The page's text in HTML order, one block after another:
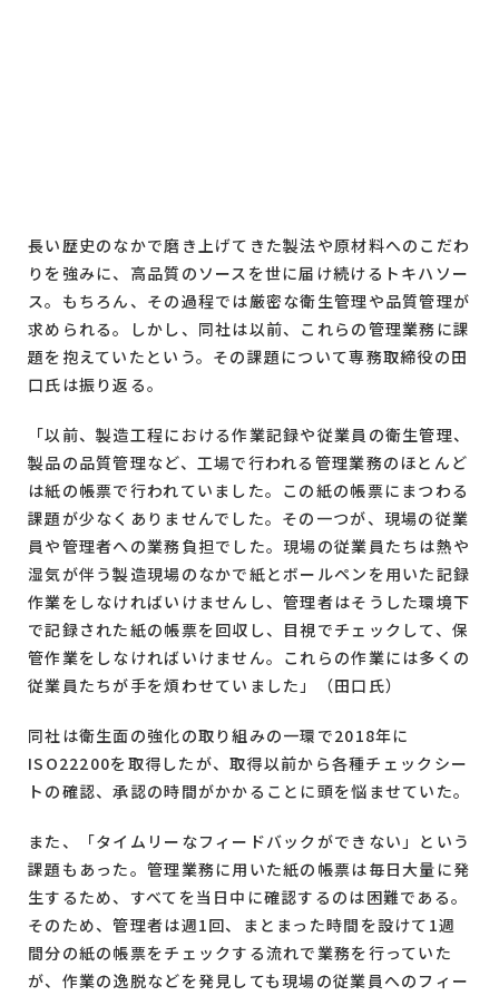
長い歴史のなかで磨き上げてきた製法や原材料へのこだわ
りを強みに、高品質のソースを世に届け続けるトキハソー
ス。もちろん、その過程では厳密な衛生管理や品質管理が
求められる。しかし、同社は以前、これらの管理業務に課
題を抱えていたという。その課題について専務取締役の田
口氏は振り返る。
「以前、製造工程における作業記録や従業員の衛生管理、
製品の品質管理など、工場で行われる管理業務のほとんど
は紙の帳票で行われていました。この紙の帳票にまつわる
課題が少なくありませんでした。その一つが、現場の従業
員や管理者への業務負担でした。現場の従業員たちは熱や
湿気が伴う製造現場のなかで紙とボールペンを用いた記録
作業をしなければいけませんし、管理者はそうした環境下
で記録された紙の帳票を回収し、目視でチェックして、保
管作業をしなければいけません。これらの作業には多くの
従業員たちが手を煩わせていました」（田口氏）
同社は衛生面の強化の取り組みの一環で2018年に
ISO22200を取得したが、取得以前から各種チェックシー
トの確認、承認の時間がかかることに頭を悩ませていた。
また、「タイムリーなフィードバックができない」という
課題もあった。管理業務に用いた紙の帳票は毎日大量に発
生するため、すべてを当日中に確認するのは困難である。
そのため、管理者は週1回、まとまった時間を設けて1週
間分の紙の帳票をチェックする流れで業務を行っていた
が、作業の逸脱などを発見しても現場の従業員へのフィー